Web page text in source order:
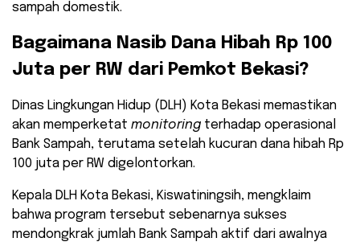
sampah domestik.
​Bagaimana Nasib Dana Hibah Rp 100
Juta per RW dari Pemkot Bekasi?
​Dinas Lingkungan Hidup (DLH) Kota Bekasi memastikan
akan memperketat monitoring terhadap operasional
Bank Sampah, terutama setelah kucuran dana hibah Rp
100 juta per RW digelontorkan.
Kepala DLH Kota Bekasi, Kiswatiningsih, mengklaim
bahwa program tersebut sebenarnya sukses
mendongkrak jumlah Bank Sampah aktif dari awalnya